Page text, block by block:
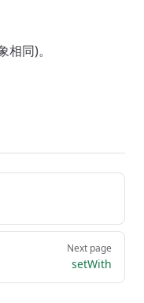
同)。
Next page
setWith